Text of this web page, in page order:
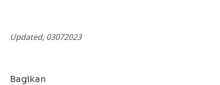
Updated, 03072023
Bagikan